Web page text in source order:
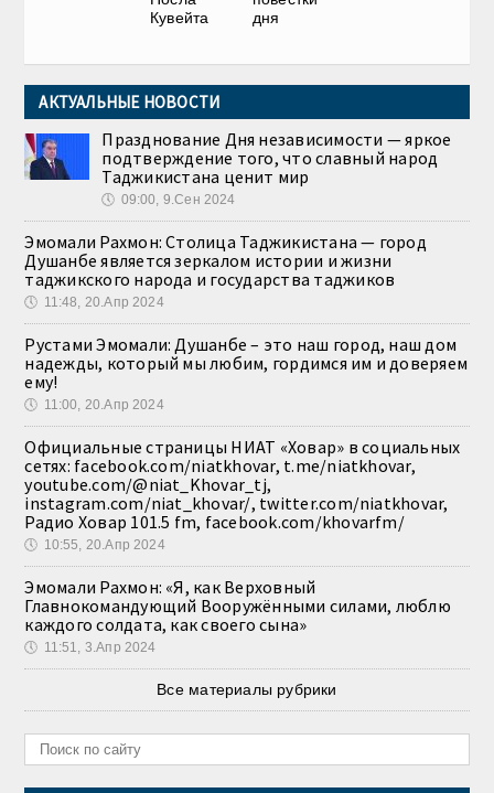
Кувейта
дня
АКТУАЛЬНЫЕ НОВОСТИ
Празднование Дня независимости — яркое
подтверждение того, что славный народ
Таджикистана ценит мир
🕔 09:00, 9.Сен 2024
Эмомали Рахмон: Столица Таджикистана — город
Душанбе является зеркалом истории и жизни
таджикского народа и государства таджиков
🕔 11:48, 20.Апр 2024
Рустами Эмомали: Душанбе – это наш город, наш дом
надежды, который мы любим, гордимся им и доверяем
ему!
🕔 11:00, 20.Апр 2024
Официальные страницы НИАТ «Ховар» в социальных
сетях: facebook.com/niatkhovar, t.me/niatkhovar,
youtube.com/@niat_Khovar_tj,
instagram.com/niat_khovar/, twitter.com/niatkhovar,
Радио Ховар 101.5 fm, facebook.com/khovarfm/
🕔 10:55, 20.Апр 2024
Эмомали Рахмон: «Я, как Верховный
Главнокомандующий Вооружёнными силами, люблю
каждого солдата, как своего сына»
🕔 11:51, 3.Апр 2024
Все материалы рубрики